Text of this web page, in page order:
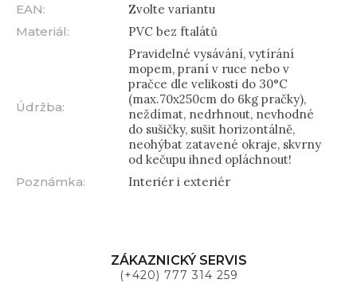
EAN:
Zvolte variantu
Materiál: PVC bez ftalátů
Údržba:
Pravidelné vysávání, vytírání
mopem, praní v ruce nebo v
pračce dle velikosti do 30°C
(max.70x250cm do 6kg pračky),
neždímat, nedrhnout, nevhodné
do sušičky, sušit horizontálně,
neohýbat zatavené okraje, skvrny
od kečupu ihned opláchnout!
Poznámka: Interiér i exteriér
ZÁKAZNICKÝ SERVIS
(+420) 777 314 259